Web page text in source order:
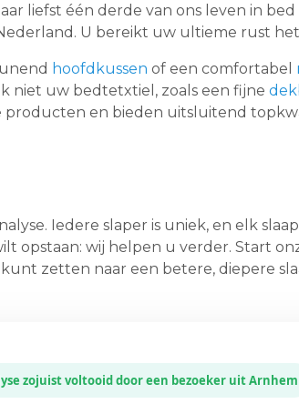
liefst één derde van ons leven in
U bereikt uw ultieme rust
hoofdkussen of een comfortabel
niet uw bedtetxtiel, zoals een fijne
producten en bieden uitsluitend
Iedere slaper is uniek, en elk
opstaan: wij helpen u verder. Start
zetten naar een betere, diepere
zojuist voltooid door een bezoeker uit Arnhem